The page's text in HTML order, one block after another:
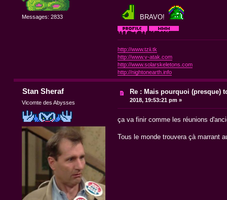
Messages: 2833 BRAVO!
http://www.tzii.tk
http://www.v-atak.com
http://www.solarskeletons.com
http://nightonearth.info
Stan Sheraf
Vicomte des Abysses
Re : Mais pourquoi (presque)
2018, 19:53:21 pm »
ça va finir comme les réunions
Tous le monde trouvera çà marrant